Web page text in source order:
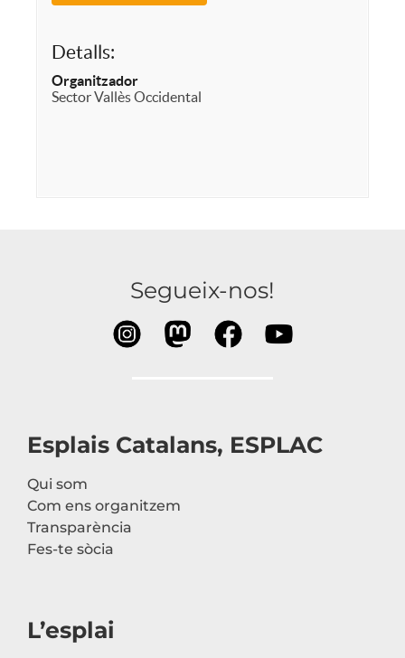
Detalls:
Organitzador
Sector Vallès Occidental
Segueix-nos!
Esplais Catalans, ESPLAC
Qui som
Com ens organitzem
Transparència
Fes-te sòcia
L’esplai